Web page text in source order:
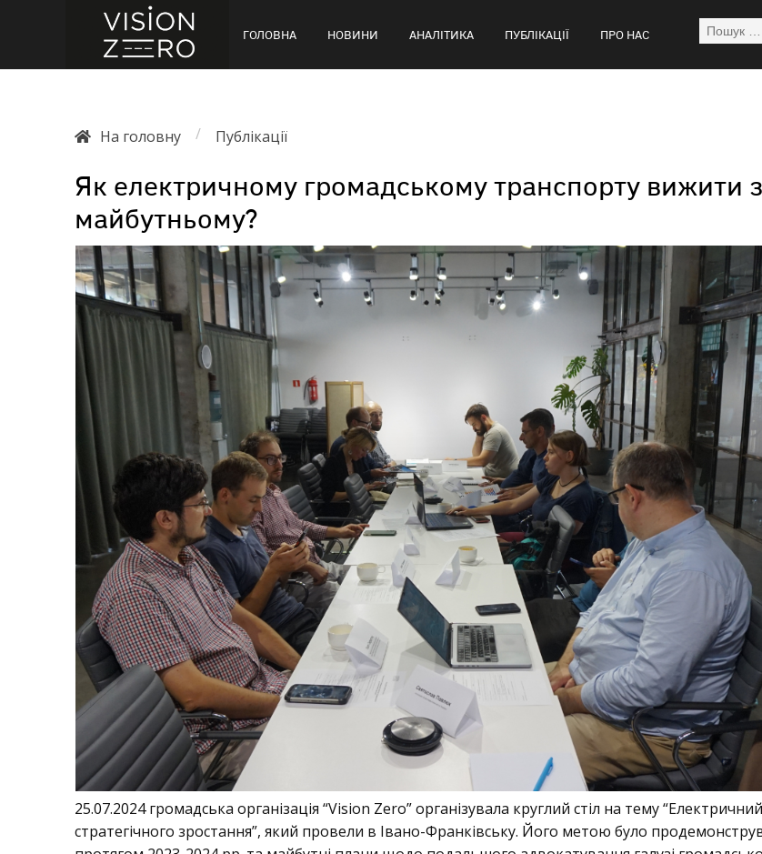
ГОЛОВНА НОВИНИ АНАЛІТИКА ПУБЛІКАЦІЇ ПРО НАС
На головну / Публікації
Як електричному громадському транспорту вижити
майбутньому?
25.07.2024 громадська організація “Vision Zero” організувала круглий стіл на тему
стратегічного зростання”, який провели в Івано-Франківську. Його метою було